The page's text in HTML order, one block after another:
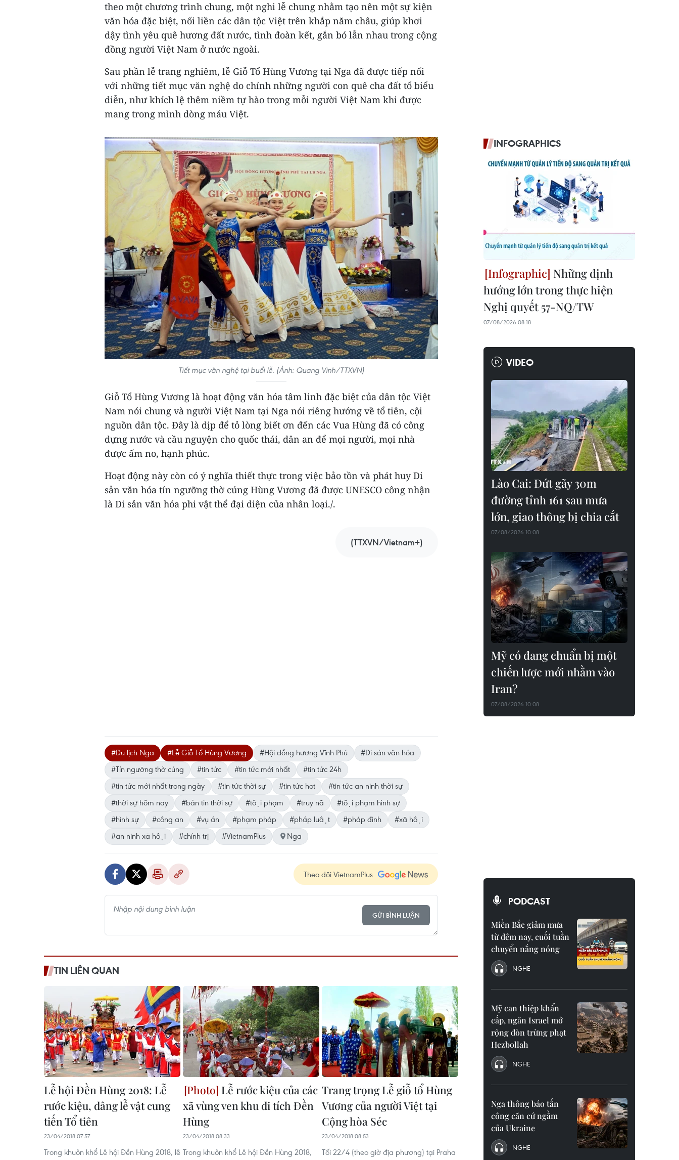
theo một chương trình chung, một nghi lễ chung nhằm tạo nên một sự kiện
văn hóa đặc biệt, nối liền các dân tộc Việt trên khắp năm châu, giúp khơi
dậy tình yêu quê hương đất nước, tình đoàn kết, gắn bó lẫn nhau trong cộng
đồng người Việt Nam ở nước ngoài.
Sau phần lễ trang nghiêm, lễ Giỗ Tổ Hùng Vương tại Nga đã được tiếp nối
với những tiết mục văn nghệ do chính những người con quê cha đất tổ biểu
diễn, như khích lệ thêm niềm tự hào trong mỗi người Việt Nam khi được
mang trong mình dòng máu Việt.
Tiết mục văn nghệ tại buổi lễ. (Ảnh: Quang Vinh/TTXVN)
Giỗ Tổ Hùng Vương là hoạt động văn hóa tâm linh đặc biệt của dân tộc Việt
Nam nói chung và người Việt Nam tại Nga nói riêng hướng về tổ tiên, cội
nguồn dân tộc. Đây là dịp để tỏ lòng biết ơn đến các Vua Hùng đã có công
dựng nước và cầu nguyện cho quốc thái, dân an để mọi người, mọi nhà
được ấm no, hạnh phúc.
Hoạt động này còn có ý nghĩa thiết thực trong việc bảo tồn và phát huy Di
sản văn hóa tín ngưỡng thờ cúng Hùng Vương đã được UNESCO công nhận
là Di sản văn hóa phi vật thể đại diện của nhân loại./.
(TTXVN/Vietnam+)
#Du lịch Nga #Lễ Giỗ Tổ Hùng Vương #Hội đồng hương Vĩnh Phú
#Di sản văn hóa
#Tín ngưỡng thờ cúng
#tin tức #tin tức mới nhất
#tin tức 24h
#tin tức mới nhất trong ngày
#tin tức thời sự #tin tức hot
#tin tức an ninh thời sự
#thời sự hôm nay
#bản tin thời sự #tội phạm #truy nã
#tội phạm hình sự
#hình sự
#công an #vụ án #phạm pháp #pháp luật #pháp đình
#xã hội
#an ninh xã hội
#chính trị #VietnamPlus Nga
Theo dõi VietnamPlus
GỬI BÌNH LUẬN
TIN LIÊN QUAN
Lễ hội Đền Hùng 2018: Lễ
rước kiệu, dâng lễ vật cung
tiến Tổ tiên
23/04/2018 07:57
Trong khuôn khổ Lễ hội Đền Hùng 2018, lễ
Lễ rước kiệu của các
xã vùng ven khu di tích Đền
Hùng
23/04/2018 08:33
Trong khuôn khổ Lễ hội Đền Hùng 2018,
Trang trọng Lễ giỗ tổ Hùng
Vương của người Việt tại
Cộng hòa Séc
23/04/2018 08:53
Tối 22/4 (theo giờ địa phương) tại Praha
INFOGRAPHICS
Những định
hướng lớn trong thực hiện
Nghị quyết 57-NQ/TW
07/08/2026 08:18
VIDEO
Lào Cai: Đứt gãy 30m
đường tỉnh 161 sau mưa
lớn, giao thông bị chia cắt
07/08/2026 10:08
Mỹ có đang chuẩn bị một
chiến lược mới nhằm vào
Iran?
07/08/2026 10:08
PODCAST
Miền Bắc giảm mưa
từ đêm nay, cuối tuần
chuyển nắng nóng
NGHE
Mỹ can thiệp khẩn
cấp, ngăn Israel mở
rộng đòn trừng phạt
Hezbollah
NGHE
Nga thông báo tấn
công căn cứ ngầm
của Ukraine
NGHE